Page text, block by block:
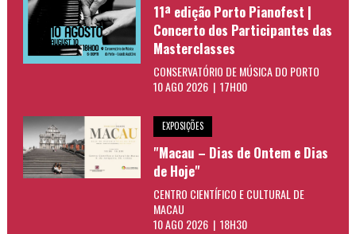
11ª edição Porto Pianofest |
Concerto dos Participantes das
Masterclasses
CONSERVATÓRIO DE MÚSICA DO PORTO
10 AGO 2026 | 17H00
EXPOSIÇÕES
"Macau – Dias de Ontem e Dias
de Hoje"
CENTRO CIENTÍFICO E CULTURAL DE
MACAU
10 AGO 2026 | 18H30